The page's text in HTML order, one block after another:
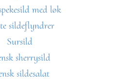
med løk
sildeflyndrer
Sursild
sherrysild
sildesalat